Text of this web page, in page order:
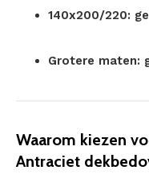
140x200/220:
Grotere maten:
Waarom kiezen
Antraciet